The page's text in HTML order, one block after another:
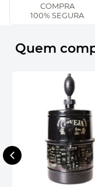
COMPRA
100% SEGURA
Quem